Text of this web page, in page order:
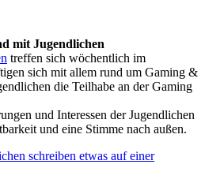
mit Jugendlichen
treffen sich wöchentlich im
sich mit allem rund um Gaming &
die Teilhabe an der Gaming
und Interessen der Jugendlichen
und eine Stimme nach außen.